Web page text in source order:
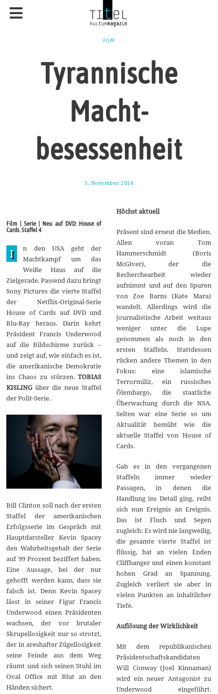
FILM
Tyrannische
Macht-
besessenheit
3. November 2016
v
b
2
0
6
Film | Serie | Neu auf DVD: House of
Cards. Staffel 4
I
n den USA geht der
Machtkampf um das
Weiße Haus auf die
Zielgerade. Passend dazu bringt
Sony Pictures die vierte Staffel
der Netflix-Original-Serie
House of Cards auf DVD und
Blu-Ray heraus. Darin kehrt
Präsident Francis Underwood
auf die Bildschirme zurück –
und zeigt auf, wie einfach es ist,
die amerikanische Demokratie
ins Chaos zu stürzen.TOBIAS
KISLINGüber die neue Staffel
der Polit-Serie.
Bill Clinton soll nach der ersten
Staffel der amerikanischen
Erfolgsserie im Gespräch mit
Hauptdarsteller Kevin Spacey
den Wahrheitsgehalt der Serie
auf 99 Prozent beziffert haben.
Eine Aussage, bei der nur
gehofft werden kann, dass sie
falsch ist. Denn Kevin Spacey
lässt in seiner Figur Francis
Underwood einen Präsidenten
wachsen, der vor brutaler
Skrupellosigkeit nur so strotzt,
der in areshafter Zügellosigkeit
seine Feinde aus dem Weg
räumt und sich seinen Stuhl im
Oval Office mit Blut an den
Händen sichert.
Höchst aktuell
Präsent sind erneut die Medien.
Allen voran Tom
Hammerschmidt (Boris
McGiver), der die
Recherchearbeit wieder
aufnimmt und auf den Spuren
von Zoe Barns (Kate Mara)
wandelt. Allerdings wird die
journalistische Arbeit weitaus
weniger unter die Lupe
genommen als noch in den
ersten Staffeln. Stattdessen
rücken andere Themen in den
Fokus: eine islamische
Terrormiliz, ein russisches
Ölembargo, die staatliche
Überwachung durch die NSA.
Selten war eine Serie so um
Aktualität bemüht wie die
aktuelle Staffel von House of
Cards.
Gab es in den vergangenen
Staffeln immer wieder
Passagen, in denen die
Handlung ins Detail ging, reiht
sich nun Ereignis an Ereignis.
Das ist Fluch und Segen
zugleich: Es wird nie langweilig,
die gesamte vierte Staffel ist
flüssig, hat an vielen Enden
Cliffhanger und einen konstant
hohen Grad an Spannung.
Zugleich verliert sie aber in
vielen Punkten an inhaltlicher
Tiefe.
Auflösung der Wirklichkeit
Mit dem republikanischen
Präsidentschaftskandidaten
Will Conway (Joel Kinnaman)
wird ein neuer Antagonist zu
Underwood eingeführt.